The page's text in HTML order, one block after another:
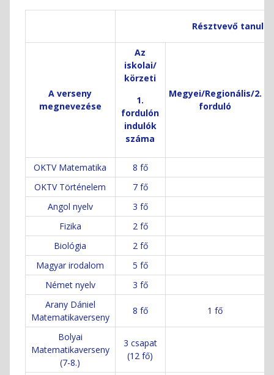
Résztvevő
A verseny
megnevezése
Az
iskolai/
körzeti
1.
fordulón
indulók
száma
Megyei/Regionális/2.
forduló
OKTV Matematika
8 fő
OKTV Történelem
7 fő
Angol nyelv
3 fő
Fizika
2 fő
Biológia
2 fő
Magyar irodalom
5 fő
Német nyelv
3 fő
Arany Dániel
Matematikaverseny
8 fő 1 fő
Bolyai
Matematikaverseny
(7-8.)
3 csapat
(12 fő)